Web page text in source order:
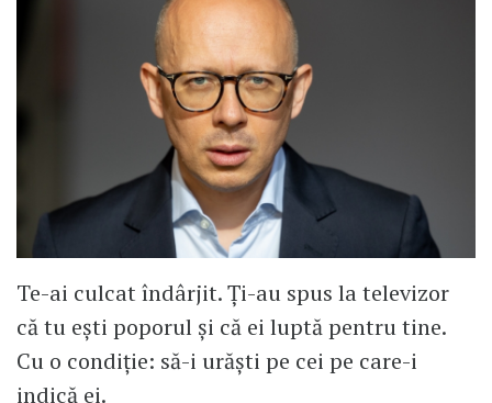
Te-ai culcat îndârjit. Ți-au spus la televizor
că tu ești poporul și că ei luptă pentru tine.
Cu o condiție: să-i urăști pe cei pe care-i
indică ei.